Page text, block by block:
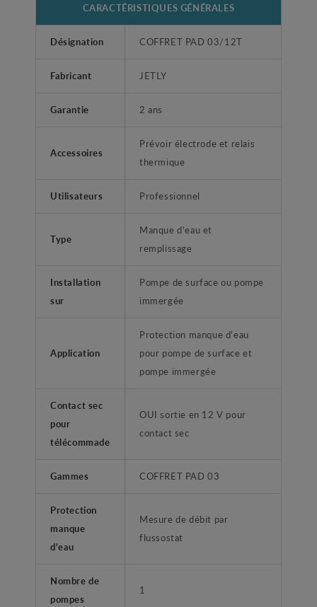
CARACTÉRISTIQUES GÉNÉRALES
Désignation COFFRET PAD 03/12T
Fabricant JETLY
Garantie 2 ans
Accessoires
Prévoir électrode et relais
thermique
Utilisateurs Professionnel
Type
Manque d'eau et
remplissage
Installation
sur
Pompe de surface ou pompe
immergée
Application
Protection manque d'eau
pour pompe de surface et
pompe immergée
Contact sec
pour
télécommade
OUI sortie en 12 V pour
contact sec
Gammes COFFRET PAD 03
Protection
manque
d'eau
Mesure de débit par
flussostat
Nombre de
pompes
1